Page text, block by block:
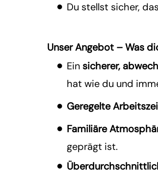
Du stellst sicher,
Unser Angebot – Was
Ein sicherer,
hat wie du und
Geregelte
Familiäre
geprägt ist.